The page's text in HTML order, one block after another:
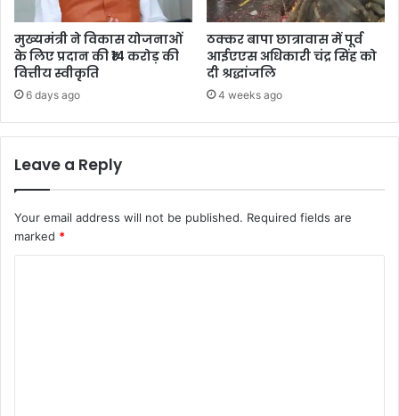
मुख्यमंत्री ने विकास योजनाओं
के लिए प्रदान की ₹14 करोड़ की
वित्तीय स्वीकृति
6 days ago
ठक्कर बापा छात्रावास में पूर्व
आईएएस अधिकारी चंद्र सिंह को
दी श्रद्धांजलि
4 weeks ago
Leave a Reply
Your email address will not be published. Required fields are
marked *